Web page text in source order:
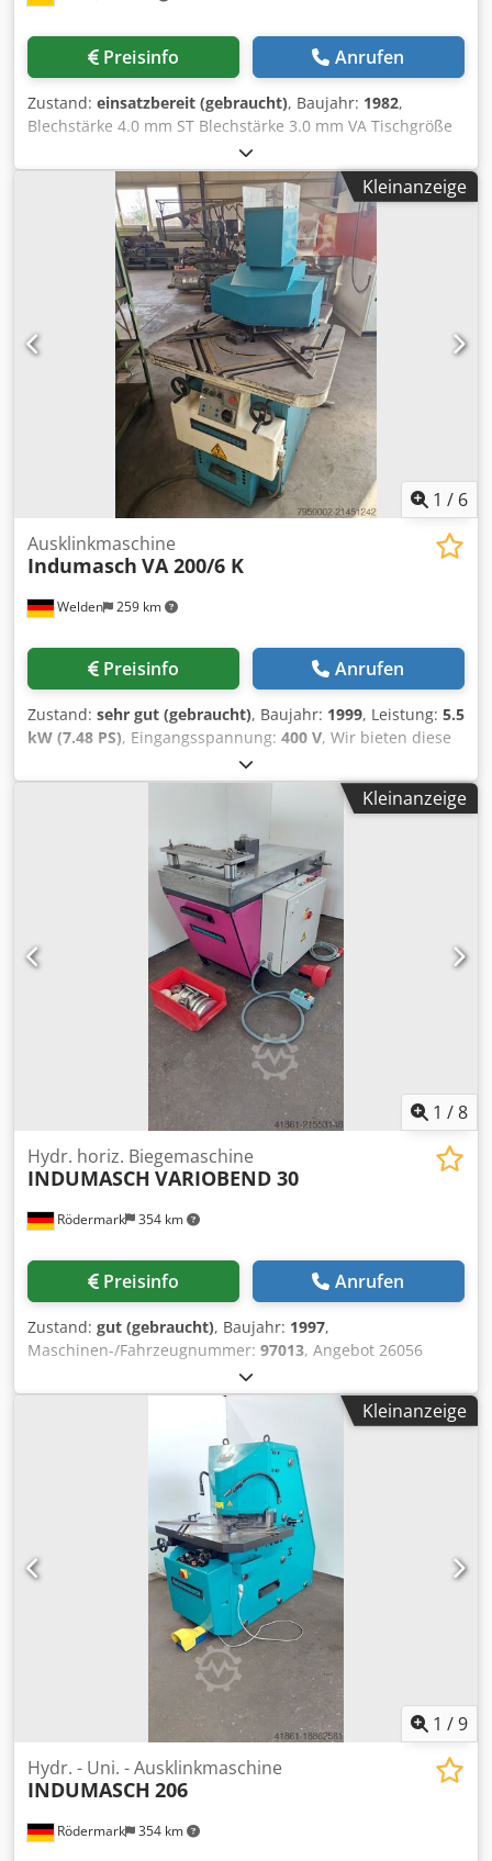
Arbeitstisch – Druckleistung 20 t Csdpfx Asx Dtrfofqsha –
Ausladung 300 mm – Stanzdurchmesser max. 90 mm
Preisinfo Anrufen
Zustand: einsatzbereit (gebraucht), Baujahr: 1982,
Blechstärke 4.0 mm ST Blechstärke 3.0 mm VA Tischgröße
1200 x 780 mm Messerlänge 200 x 200 mm Hubzahlen pro
Minute ca. 60 Hub/min Winkel verstellbar von - bis 30 - 120
Grad Motorleistung 4.0 kW Maschinengewicht ca. 1200 kg
Raumbedarf ca. 1700 x 1000 x 1500 mm * Maschine mit 1x
neuen Satz Ausklinkmesser (!!) * verbaut in 2026
Chjdpexaaiiofx Afqoa * ca. Anschaffungskosten 1.000 Euro
Ausstattung: - elektro-hydraulische Ausklinkmaschine, mit
Winkelverstellung * Winkelverstellung per Handräder -
vorderes Bedienfeld - Plexiglas-Schutz für bessere
Transparenz - gehärtete Messer auch zum Schneiden von
Edelstahl - gehobelte Tischoberfläche * um ein ‘Verkanten’
oder ‘Wegrutschen’ der Blechtafel zu vermeiden - 2x
Absteckanschläge * mit beweglichen und
auswechselbaren Anschlagleisten - seitlicher
Schnittgutauswurf - freibeweglicher Fußschalter -
Bedienungsanleitung
Kleinanzeige
1 / 6
Welden 259 km
Ausklinkmaschine
Indumasch VA 200/6 K
Preisinfo Anrufen
Zustand: sehr gut (gebraucht), Baujahr: 1999, Leistung: 5.5
kW (7.48 PS), Eingangsspannung: 400 V, Wir bieten diese
sehr gut erhaltene Indumasch VA 200/6 K
Ausklinkmaschine, Baujahr 1999, an. Nennspannung: 400
V Cedpfx Afjyrytmjqeha Wenn Sie Rückfragen haben oder
mehr Informationen benötigen, schreiben Sie uns gerne
eine Nachricht oder rufen uns an.
Kleinanzeige
1 /8
Rödermark 354 km
Hydr. horiz. Biegemaschine
INDUMASCH VARIOBEND 30
Preisinfo Anrufen
Zustand: gut (gebraucht), Baujahr: 1997,
Maschinen-/Fahrzeugnummer: 97013, Angebot 26056
Technische Daten: - Druckleistung 30 t - Druckregulierung
stufenlos 0 - 25 t - Hublänge ca. 0 - 200 mm - max.
Einbautiefe ca. 200 mm - Werkzeughöhe bis ca. 150 mm -
Biegeleistung z.B. : - Flacheisen ca. 150 x 15 mm -
Vierkanteisen ca. 30 x 30 mm - Positioniersteuerung
SIEMENS OP 5 – A2 - Antrieb 400 V / 4,0 kW - Platzbedarf
ca. B 1400 x H 1100 x T 700 mm Codpfx Afoyv D U Rsqjha -
Gewicht ca. 900 kg - Biegebalken - div.
Rundbiegewerkzeuge
Kleinanzeige
1 /9
Rödermark 354 km
Hydr. - Uni. - Ausklinkmaschine
INDUMASCH 206